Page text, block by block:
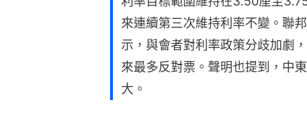
來連續第三次維持利率不變。聯
示，與會者對利率政策分歧加劇
來最多反對票。聲明也提到，中
大。